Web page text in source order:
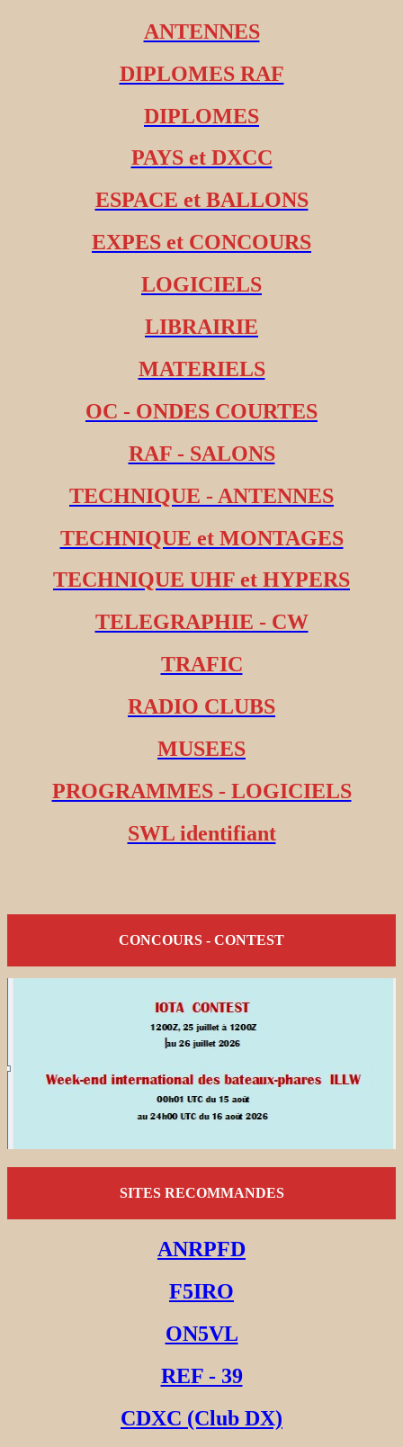
ANTENNES
DIPLOMES RAF
DIPLOMES
PAYS et DXCC
ESPACE et BALLONS
EXPES et CONCOURS
LOGICIELS
LIBRAIRIE
MATERIELS
OC - ONDES COURTES
RAF - SALONS
TECHNIQUE - ANTENNES
TECHNIQUE et MONTAGES
TECHNIQUE UHF et HYPERS
TELEGRAPHIE - CW
TRAFIC
RADIO CLUBS
MUSEES
PROGRAMMES - LOGICIELS
SWL identifiant
CONCOURS - CONTEST
SITES RECOMMANDES
ANRPFD
F5IRO
ON5VL
REF - 39
CDXC (Club DX)